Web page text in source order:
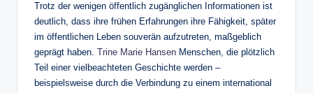
Trotz der wenigen öffentlich zugänglichen Informationen ist
deutlich, dass ihre frühen Erfahrungen ihre Fähigkeit, später
im öffentlichen Leben souverän aufzutreten, maßgeblich
geprägt haben. Trine Marie Hansen Menschen, die plötzlich
Teil einer vielbeachteten Geschichte werden –
beispielsweise durch die Verbindung zu einem international